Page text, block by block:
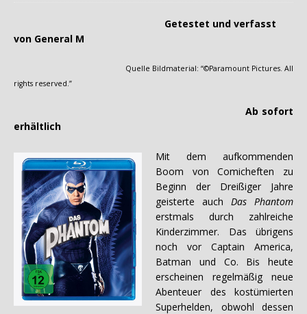
Getestet und verfasst
von General M
Quelle Bildmaterial: “©Paramount Pictures. All
rights reserved.”
Ab sofort
erhältlich
Mit dem aufkommenden
Boom von Comicheften zu
Beginn der Dreißiger Jahre
geisterte auch Das Phantom
erstmals durch zahlreiche
Kinderzimmer. Das übrigens
noch vor Captain America,
Batman und Co. Bis heute
erscheinen regelmäßig neue
Abenteuer des kostümierten
Superhelden, obwohl dessen